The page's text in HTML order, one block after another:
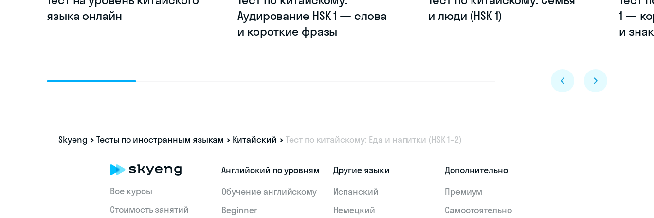
языка онлайн
Аудирование HSK 1 — слова
и короткие фразы
и люди (HSK 1)
1 —
и
Skyeng Тесты по иностранным языкам Китайский Тест по китайскому: Еда и напитки (HSK 1–2)
Все курсы
Стоимость занятий
Английский по уровням
Обучение английскому
Beginner
Другие языки
Испанский
Немецкий
Дополнительно
Премиум
Самостоятельно
online